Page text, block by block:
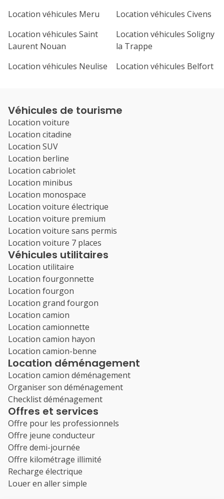
Location véhicules Meru
Location véhicules Civens
Location véhicules Saint
Laurent Nouan
Location véhicules Soligny
la Trappe
Location véhicules Neulise
Location véhicules Belfort
Véhicules de tourisme
Location voiture
Location citadine
Location SUV
Location berline
Location cabriolet
Location minibus
Location monospace
Location voiture électrique
Location voiture premium
Location voiture sans permis
Location voiture 7 places
Véhicules utilitaires
Location utilitaire
Location fourgonnette
Location fourgon
Location grand fourgon
Location camion
Location camionnette
Location camion hayon
Location camion-benne
Location déménagement
Location camion déménagement
Organiser son déménagement
Checklist déménagement
Offres et services
Offre pour les professionnels
Offre jeune conducteur
Offre demi-journée
Offre kilométrage illimité
Recharge électrique
Louer en aller simple